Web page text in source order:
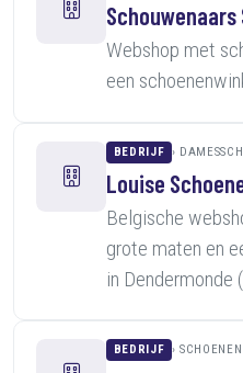
Schouwenaars
Webshop met
een
BEDRIJF
Louise
Belgische
grote maten en
in Dendermonde
BEDRIJF SCHOENEN